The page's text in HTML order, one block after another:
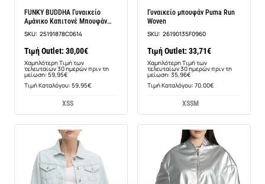
FUNKY BUDDHA Γυναικείο
Αμάνικο Καπιτονέ Μπουφάν
FBL009-100-01
SKU: 25191878C0614
Τιμή Outlet: 30,00€
Χαμηλότερη Τιμή των
τελευταίων 30 ημερών πριν τη
μείωση: 59,95€
Τιμή Καταλόγου: 59,95€
XSS
Γυναικείο μπουφάν Puma Run
Woven
SKU: 26190135F0960
Τιμή Outlet: 33,71€
Χαμηλότερη Τιμή των
τελευταίων 30 ημερών πριν τη
μείωση: 35,96€
Τιμή Καταλόγου: 70,00€
XSSM